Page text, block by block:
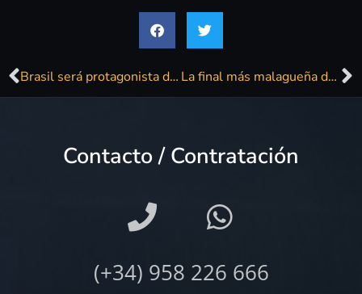
Brasil será protagonista del ciclo que será antesala del Festival de Málaga La final más malagueña de ‘Tu cara me suena 6’
Contacto / Contratación
(+34) 958 226 666